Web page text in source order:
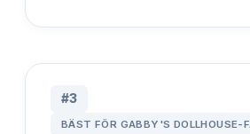
#3
BÄST FÖR GABBY'S DOLLHOUSE-